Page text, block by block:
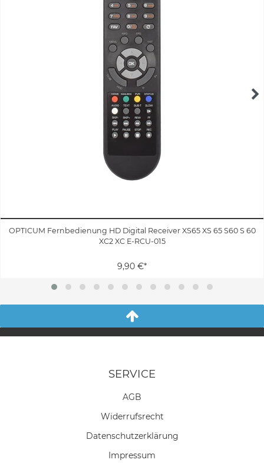
OPTICUM Fernbedienung HD Digital Receiver XS65 XS 65 S60 S 60
XC2 XC E-RCU-015
9,90 €*
SERVICE
AGB
Widerrufs­recht
Daten­schutz­erklärung
Impressum